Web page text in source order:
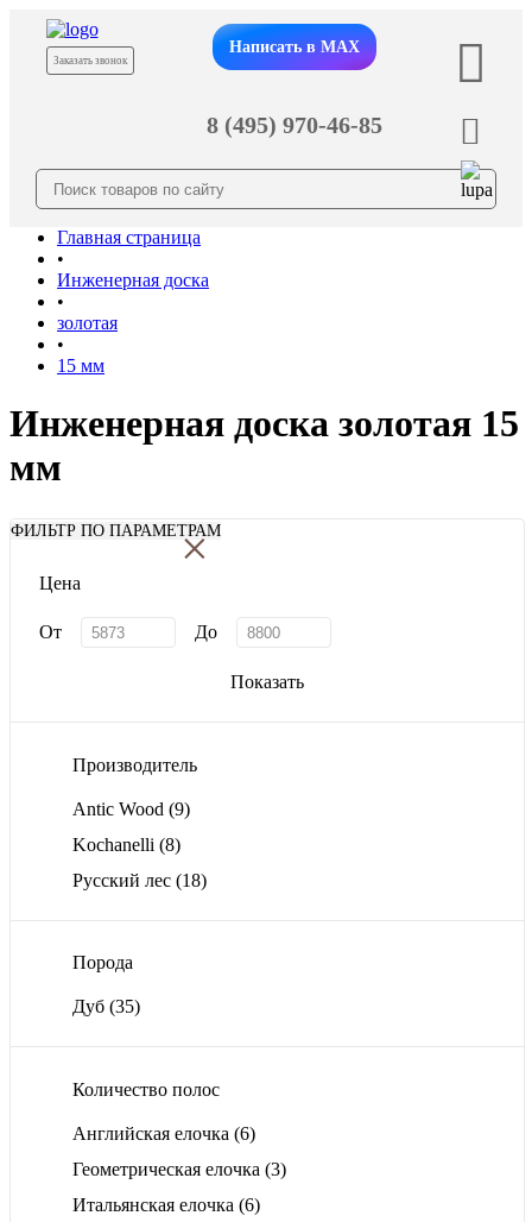
Заказать звонок
Написать в MAX
8 (495) 970-46-85
Главная страница
•
Инженерная доска
•
золотая
•
15 мм
Инженерная доска золотая 15
мм
ФИЛЬТР ПО ПАРАМЕТРАМ
×
Цена
От До
Показать
Производитель
Antic Wood (9)
Kochanelli (8)
Русский лес (18)
Порода
Дуб (35)
Количество полос
Английская елочка (6)
Геометрическая елочка (3)
Итальянская елочка (6)